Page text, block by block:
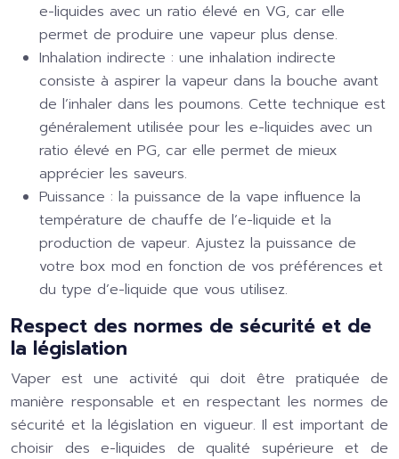
e-liquides avec un ratio élevé en VG, car elle
permet de produire une vapeur plus dense.
Inhalation indirecte : une inhalation indirecte
consiste à aspirer la vapeur dans la bouche avant
de l’inhaler dans les poumons. Cette technique est
généralement utilisée pour les e-liquides avec un
ratio élevé en PG, car elle permet de mieux
apprécier les saveurs.
Puissance : la puissance de la vape influence la
température de chauffe de l’e-liquide et la
production de vapeur. Ajustez la puissance de
votre box mod en fonction de vos préférences et
du type d’e-liquide que vous utilisez.
Respect des normes de sécurité et de
la législation
Vaper est une activité qui doit être pratiquée de
manière responsable et en respectant les normes de
sécurité et la législation en vigueur. Il est important de
choisir des e-liquides de qualité supérieure et de